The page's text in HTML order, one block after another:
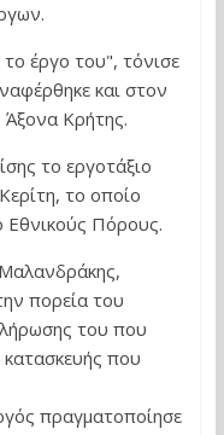
έργο του", τόνισε
και στον
Άξονα Κρήτης.
το εργοτάξιο
το οποίο
Εθνικούς Πόρους.
πορεία του
του που
κατασκευής που
πραγματοποίησε